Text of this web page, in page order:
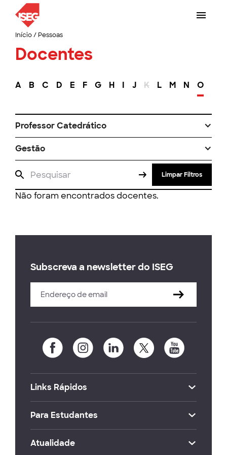
Início/ Pessoas
Docentes
A B C D E F G H I J K L M N O
Professor Catedrático
Gestão
Limpar Filtros
Não foram encontrados docentes.
Subscreva a newsletter do ISEG
Links Rápidos
Para Estudantes
Atualidade